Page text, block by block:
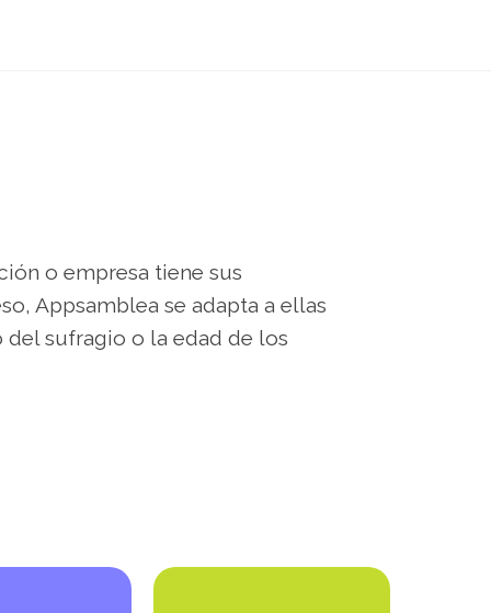
o empresa tiene sus
Appsamblea se adapta a ellas
sufragio o la edad de los